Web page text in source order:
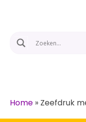
Home » Zeefdruk